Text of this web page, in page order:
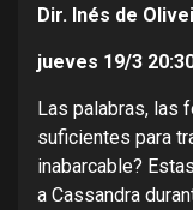
Dir. Inés de
jueves 19/3
Las palabras, las
suficientes para
inabarcable?
a Cassandra